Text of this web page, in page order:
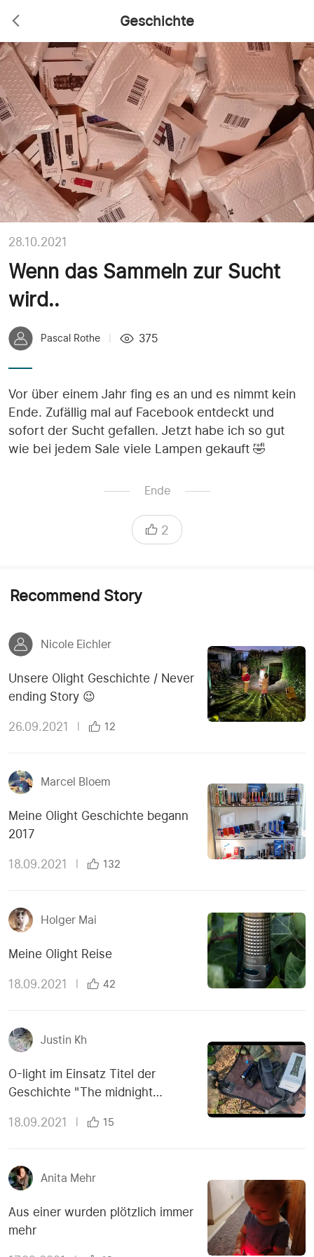
Geschichte
28.10.2021
Wenn das Sammeln zur Sucht
wird..
Pascal Rothe 375
Vor über einem Jahr fing es an und es nimmt kein
Ende. Zufällig mal auf Facebook entdeckt und
sofort der Sucht gefallen. Jetzt habe ich so gut
wie bei jedem Sale viele Lampen gekauft 🤣
Ende
2
Recommend Story
Nicole Eichler
Unsere Olight Geschichte / Never
ending Story 😉
26.09.2021 | 12
Marcel Bloem
Meine Olight Geschichte begann
2017
18.09.2021 132
Holger Mai
Meine Olight Reise
18.09.2021 42
Justin Kh
O-light im Einsatz Titel der
Geschichte "The midnight
18.09.2021 15
Anita Mehr
Aus einer wurden plötzlich immer
mehr